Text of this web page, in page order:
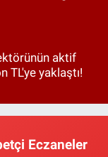
aktif
TL'ye yaklaştı!
Eczaneler